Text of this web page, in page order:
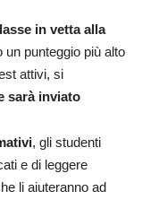
in vetta alla
punteggio più alto
attivi, si
sarà inviato
, gli studenti
e di leggere
li aiuteranno ad